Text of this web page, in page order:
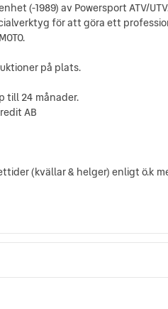
(-1989) av Powersport ATV/
för att göra ett
på plats.
till 24 månader.
AB
(kvällar & helger) enligt ö.k